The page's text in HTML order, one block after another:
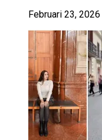
Februari 23, 2026